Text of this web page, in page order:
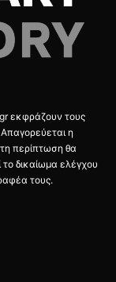
εκφράζουν τους
η
περίπτωση θα
δικαίωμα ελέγχου
τους.